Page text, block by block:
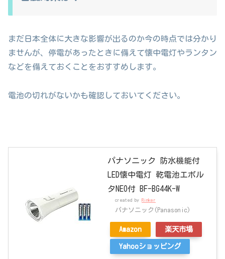
まだ日本全体に大きな影響が出るのか今の時点では分かり
ませんが、停電があったときに備えて懐中電灯やランタン
などを備えておくことをおすすめします。
電池の切れがないかも確認しておいてください。
パナソニック 防水機能付
LED懐中電灯 乾電池エボル
タNEO付 BF-BG44K-W
created by Rinker
パナソニック(Panasonic)
Amazon 楽天市場
Yahooショッピング